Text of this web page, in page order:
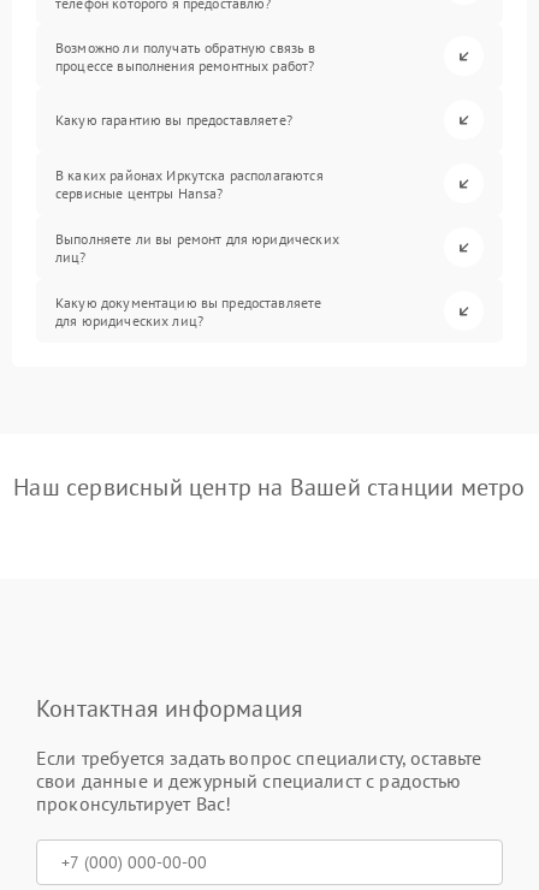
Возможно ли получать обратную связь в
процессе выполнения ремонтных работ?
Какую гарантию вы предоставляете?
В каких районах Иркутска располагаются
сервисные центры Hansa?
Выполняете ли вы ремонт для юридических
лиц?
Какую документацию вы предоставляете
для юридических лиц?
Наш сервисный центр на Вашей станции метро
Контактная информация
Если требуется задать вопрос специалисту, оставьте
свои данные и дежурный специалист с радостью
проконсультирует Вас!